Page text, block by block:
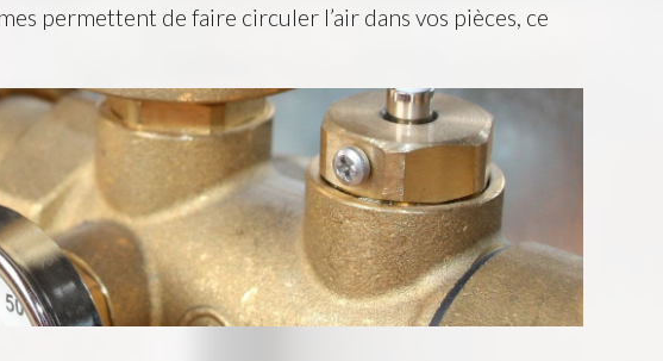
permettent de faire circuler l’air dans vos pièces, ce